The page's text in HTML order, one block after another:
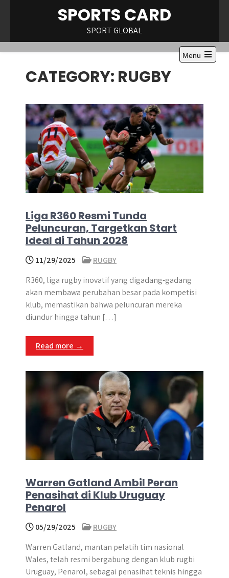
SPORTS CARD
SPORT GLOBAL
Menu
Open
CATEGORY: RUGBY
Liga R360 Resmi Tunda
Peluncuran, Targetkan Start
Ideal di Tahun 2028
11/29/2025
RUGBY
R360, liga rugby inovatif yang digadang-gadang
akan membawa perubahan besar pada kompetisi
klub, memastikan bahwa peluncuran mereka
diundur hingga tahun […]
Read more →
Warren Gatland Ambil Peran
Penasihat di Klub Uruguay
Penarol
05/29/2025
RUGBY
Warren Gatland, mantan pelatih tim nasional
Wales, telah resmi bergabung dengan klub rugbi
Uruguay, Penarol, sebagai penasihat teknis hingga